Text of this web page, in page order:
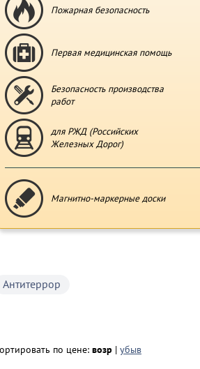
Пожарная безопасность
Первая медицинская помощь
Безопасность производства
работ
для РЖД (Российских
Железных Дорог)
Магнитно-маркерные доски
Антитеррор
по цене: возр | убыв